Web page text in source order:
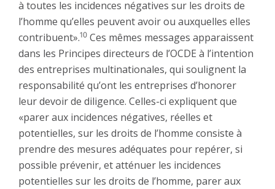
à toutes les incidences négatives sur les droits de
l’homme qu’elles peuvent avoir ou auxquelles elles
contribuent».10 Ces mêmes messages apparaissent
dans les Principes directeurs de l’OCDE à l’intention
des entreprises multinationales, qui soulignent la
responsabilité qu’ont les entreprises d’honorer
leur devoir de diligence. Celles-ci expliquent que
«parer aux incidences négatives, réelles et
potentielles, sur les droits de l’homme consiste à
prendre des mesures adéquates pour repérer, si
possible prévenir, et atténuer les incidences
potentielles sur les droits de l’homme, parer aux